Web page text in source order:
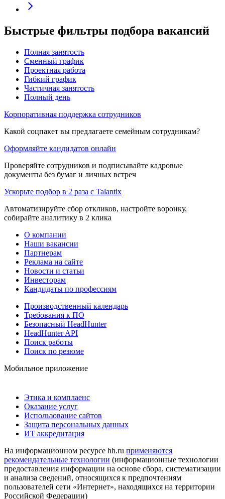
Быстрые фильтры подбора вакансий
Полная занятость
Сменный график
Проектная работа
Гибкий график
Частичная занятость
Полный день
Корпоративная поддержка сотрудников
Какой соцпакет вы предлагаете семейным сотрудникам?
Оформляйте кандидатов онлайн
Проверяйте сотрудников и подписывайте кадровые
документы без бумаг и личных встреч
Ускорьте подбор в 2 раза с Talantix
Автоматизируйте сбор откликов, настройте воронку,
собирайте аналитику в 2 клика
О компании
Наши вакансии
Партнерам
Реклама на сайте
Новости и статьи
Инвесторам
Кандидаты по профессиям
Производственный календарь
Требования к ПО
Безопасный HeadHunter
HeadHunter API
Поиск работы
Поиск по резюме
Мобильное приложение
Этика и комплаенс
Оказание услуг
Использование сайтов
Защита персональных данных
ИТ аккредитация
На информационном ресурсе hh.ru применяются
рекомендательные технологии (информационные технологии
предоставления информации на основе сбора, систематизации
и анализа сведений, относящихся к предпочтениям
пользователей сети «Интернет», находящихся на территории
Российской Федерации)